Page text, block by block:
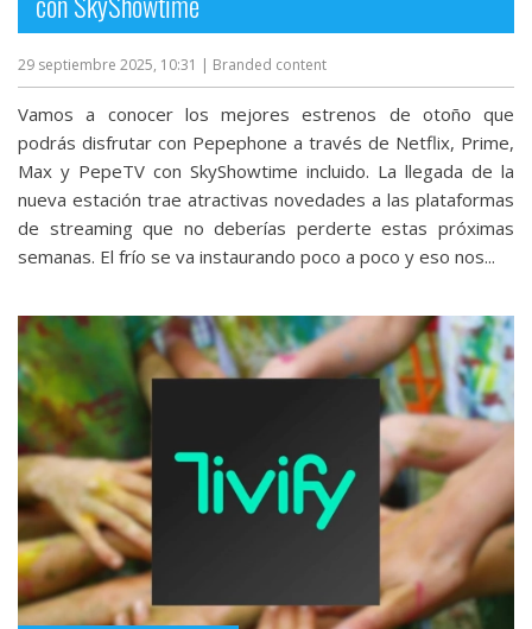
29 septiembre 2025, 10:31 | Branded content
Vamos a conocer los mejores estrenos de otoño que
podrás disfrutar con Pepephone a través de Netflix, Prime,
Max y PepeTV con SkyShowtime incluido. La llegada de la
nueva estación trae atractivas novedades a las plataformas
de streaming que no deberías perderte estas próximas
semanas. El frío se va instaurando poco a poco y eso nos...